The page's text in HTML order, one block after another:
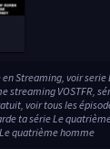
Streaming, voir
streaming VOSTFR,
voir tous les
ta série Le
quatrième homme